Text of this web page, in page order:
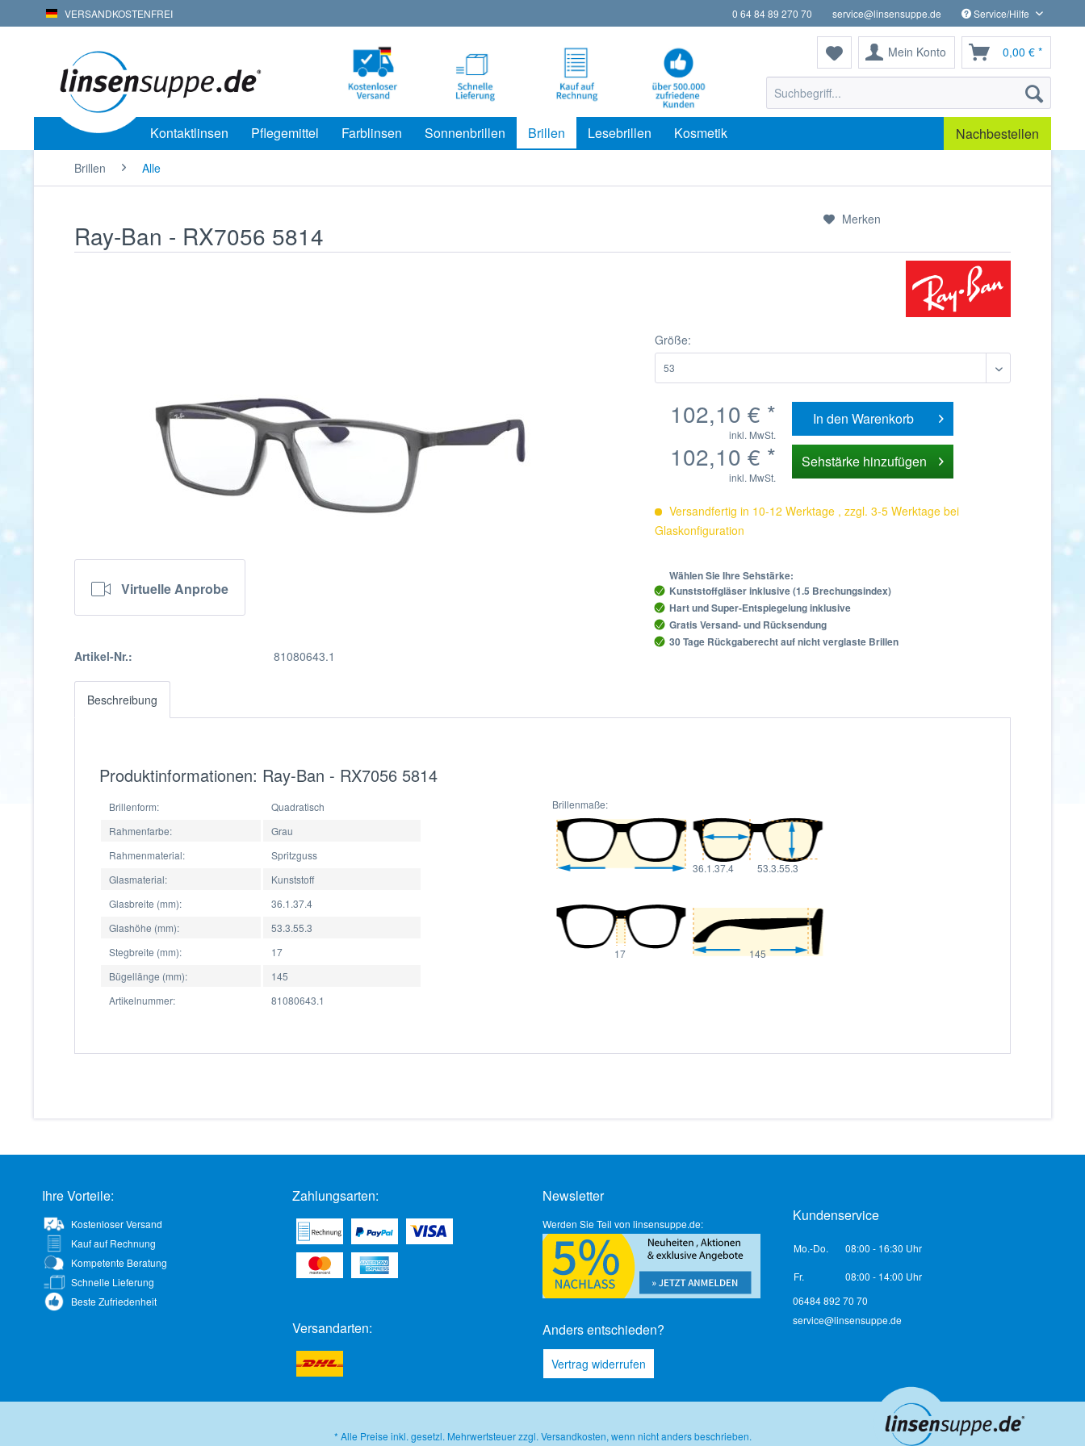
VERSANDKOSTENFREI 0 64 84 89 270 70 service@linsensuppe.de Service/Hilfe
Mein Konto 0,00 € *
Kontaktlinsen Pflegemittel Farblinsen Sonnenbrillen Brillen Lesebrillen Kosmetik Nachbestellen
Brillen Alle
Ray-Ban - RX7056 5814
Merken
Virtuelle Anprobe
Artikel-Nr.: 81080643.1
Größe:
102,10 € *
inkl. MwSt.
In den Warenkorb
102,10 € *
inkl. MwSt.
Sehstärke hinzufügen
Versandfertig in 10-12 Werktage , zzgl. 3-5 Werktage bei
Glaskonfiguration
Wählen Sie Ihre Sehstärke:
Kunststoffgläser inklusive (1.5 Brechungsindex)
Hart und Super-Entspiegelung inklusive
Gratis Versand- und Rücksendung
30 Tage Rückgaberecht auf nicht verglaste Brillen
Beschreibung
Produktinformationen: Ray-Ban - RX7056 5814
Brillenform:
Quadratisch
Rahmenfarbe:
Grau
Rahmenmaterial:
Spritzguss
Glasmaterial:
Kunststoff
Glasbreite (mm):
36.1.37.4
Glashöhe (mm):
53.3.55.3
Stegbreite (mm):
17
Bügellänge (mm):
145
Artikelnummer:
81080643.1
Brillenmaße:
36.1.37.4 53.3.55.3
17 145
Ihre Vorteile:
Kostenloser Versand
Kauf auf Rechnung
Kompetente Beratung
Schnelle Lieferung
Beste Zufriedenheit
Zahlungsarten:
Versandarten:
Newsletter
Werden Sie Teil von linsensuppe.de:
Anders entschieden?
Vertrag widerrufen
Kundenservice
Mo.-Do. 08:00 - 16:30 Uhr
Fr.
08:00 - 14:00 Uhr
06484 892 70 70
service@linsensuppe.de
* Alle Preise inkl. gesetzl. Mehrwertsteuer zzgl. Versandkosten, wenn nicht anders beschrieben.